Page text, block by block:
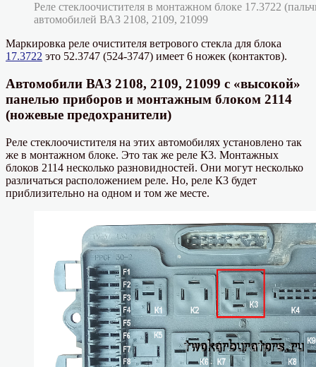
Реле стеклоочистителя в монтажном блоке 17.3722
автомобилей ВАЗ 2108, 2109, 21099
Маркировка реле очистителя ветрового стекла для блока
17.3722 это 52.3747 (524-3747) имеет 6 ножек (контактов).
Автомобили ВАЗ 2108, 2109, 21099 с «высокой»
панелью приборов и монтажным блоком 2114
(ножевые предохранители)
Реле стеклоочистителя на этих автомобилях установлено так
же в монтажном блоке. Это так же реле К3. Монтажных
блоков 2114 несколько разновидностей. Они могут несколько
различаться расположением реле. Но, реле К3 будет
приблизительно на одном и том же месте.